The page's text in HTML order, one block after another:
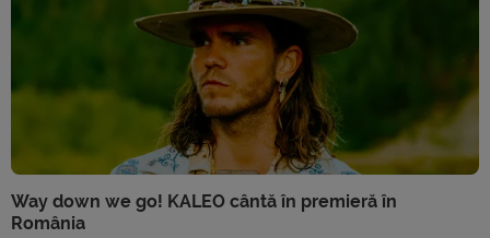
Way down we go! KALEO cântă în premieră în
România